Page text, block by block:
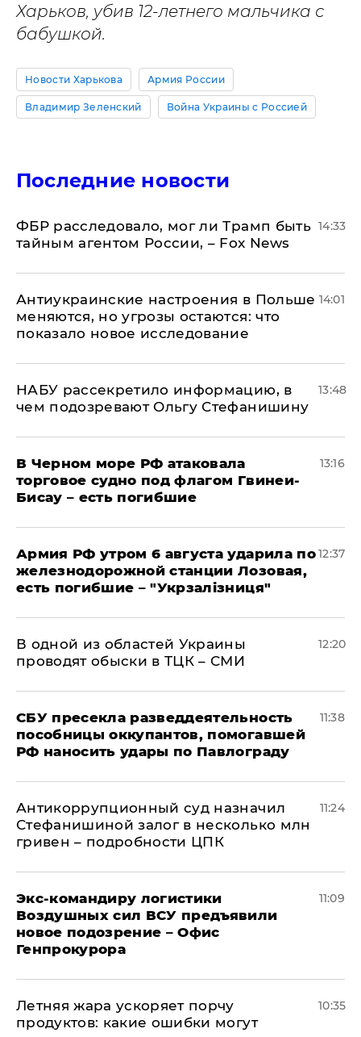
Харьков, убив 12-летнего мальчика с
бабушкой.
Новости Харькова Армия России
Владимир Зеленский Война Украины с Россией
Последние новости
ФБР расследовало, мог ли Трамп быть
тайным агентом России, – Fox News
14:33
Антиукраинские настроения в Польше
меняются, но угрозы остаются: что
показало новое исследование
14:01
НАБУ рассекретило информацию, в
чем подозревают Ольгу Стефанишину
13:48
В Черном море РФ атаковала
торговое судно под флагом Гвинеи-
Бисау – есть погибшие
13:16
Армия РФ утром 6 августа ударила по
железнодорожной станции Лозовая,
есть погибшие – "Укрзалізниця"
12:37
В одной из областей Украины
проводят обыски в ТЦК – СМИ
12:20
СБУ пресекла разведдеятельность
пособницы оккупантов, помогавшей
РФ наносить удары по Павлограду
11:38
Антикоррупционный суд назначил
Стефанишиной залог в несколько млн
гривен – подробности ЦПК
11:24
Экс-командиру логистики
Воздушных сил ВСУ предъявили
новое подозрение – Офис
Генпрокурора
11:09
Летняя жара ускоряет порчу
продуктов: какие ошибки могут
10:35